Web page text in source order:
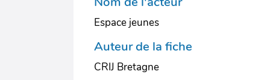
Espace jeunes
Auteur de la fiche
CRIJ Bretagne